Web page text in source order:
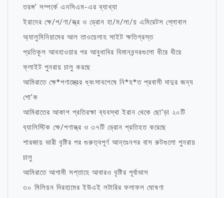
তরঙ্গ’ সম্পর্কে এনসিএম-এর ব্যাখ্যা
ইরানের ক্ষে/প/ণা/স্ত্র ও ড্রোন হা/ম/লা/য় এমিরেটস গ্লোবাল
অ্যালুমিনিয়ামের আল তাওয়েলাহ সাইট ক্ষতিগ্রস্ত
প্রতিকূল আবহাওয়ার পর আবুধাবির বিমানবন্দরগুলো ধীরে ধীরে
ফ্লাইট পুনরায় চালু করছে
আমিরাতে ক্ষে*পণাস্ত্রের ধ্বংসাবশেষে নি*হ*ত প্রবাসী দাদুর জন্য
শো’ক
আমিরাতের আকাশ প্রতিরক্ষা ব্যবস্থা ইরান থেকে ছো’ড়া ২০টি
ব্যালিস্টিক ক্ষে/পণাস্ত্র ও ৩৭টি ড্রোন প্রতিহত করেছে
শারজায় ভারী বৃষ্টির পর গুরুত্বপূর্ণ আন্তঃনগর বাস রুটগুলো পুনরায়
চালু
আমিরাতে আগামী সপ্তাহে আবারও বৃষ্টির পূর্বাভাস
৩০ মিলিয়ন দিরহামের ইউএই লটারির ফলাফল ঘোষণা